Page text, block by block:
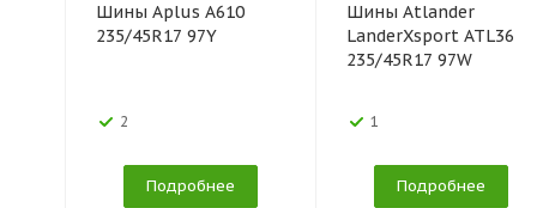
Шины Aplus A610
235/45R17 97Y
2
Подробнее
Шины Atlander
LanderXsport ATL36
235/45R17 97W
1
Подробнее